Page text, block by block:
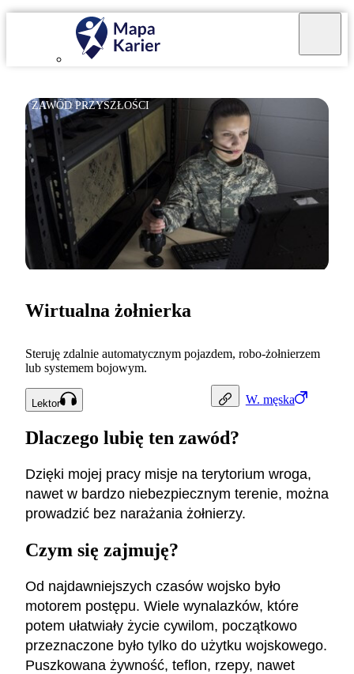
ZAWÓD PRZYSZŁOŚCI
W. męska
Wirtualna żołnierka
Steruję zdalnie automatycznym pojazdem, robo-żołnierzem
lub systemem bojowym.
Lektor
Dlaczego lubię ten zawód?
Dzięki mojej pracy misje na terytorium wroga,
nawet w bardzo niebezpiecznym terenie, można
prowadzić bez narażania żołnierzy.
Czym się zajmuję?
Od najdawniejszych czasów wojsko było
motorem postępu. Wiele wynalazków, które
potem ułatwiały życie cywilom, początkowo
przeznaczone było tylko do użytku wojskowego.
Puszkowana żywność, teflon, rzepy, nawet